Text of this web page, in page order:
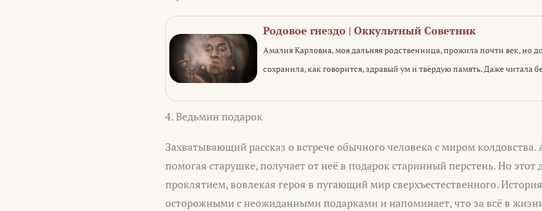
Родовое гнездо | Оккультный Советник
Амалия Карловна, моя дальняя родственница, прожила почти век, но
сохранила, как говорится, здравый ум и твёрдую память. Даже читала
4. Ведьмин подарок
Захватывающий рассказ о встрече обычного человека с миром колдовства.
помогая старушке, получает от неё в подарок старинный перстень. Но этот
проклятием, вовлекая героя в пугающий мир сверхъестественного.
осторожными с неожиданными подарками и напоминает, что за всё в